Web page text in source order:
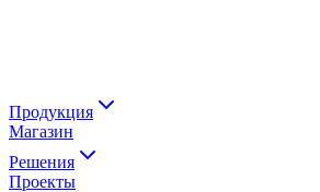
Продукция
Магазин
Решения
Проекты